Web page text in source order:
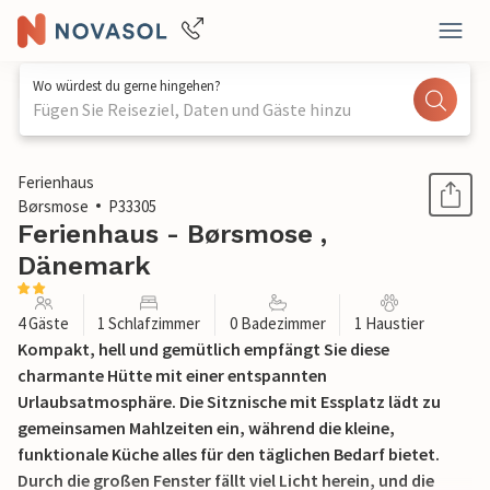
Wo würdest du gerne hingehen?
Fügen Sie Reiseziel, Daten und Gäste hinzu
1 / 19
Ferienhaus
Børsmose
P33305
Ferienhaus - Børsmose ,
Dänemark
4 Gäste 1 Schlafzimmer 0 Badezimmer 1 Haustier
Kompakt, hell und gemütlich empfängt Sie diese
charmante Hütte mit einer entspannten
Urlaubsatmosphäre. Die Sitznische mit Essplatz lädt zu
gemeinsamen Mahlzeiten ein, während die kleine,
funktionale Küche alles für den täglichen Bedarf bietet.
Durch die großen Fenster fällt viel Licht herein, und die